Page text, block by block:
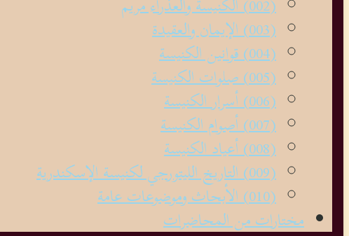
(003) الإيمان والعقيدة
(004) قوانين الكنيسة
(005) صلوات الكنيسة
(006) أسرار الكنيسة
(007) أصوام الكنيسة
(008) أعياد الكنيسة
(009) التاريخ الليتورجي لكنيسة الإسكندرية
(010) الأبحاث وموضوعات عامة
مختارات من المحاضرات